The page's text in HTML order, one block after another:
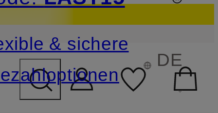
ÜBERSPRINGEN
& sichere
DE